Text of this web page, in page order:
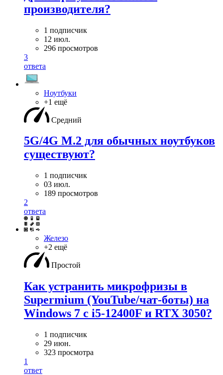
производителя?
1 подписчик
12 июл.
296 просмотров
3
ответа
Ноутбуки
+1 ещё
Средний
5G/4G M.2 для обычных ноутбуков
существуют?
1 подписчик
03 июл.
189 просмотров
2
ответа
Железо
+2 ещё
Простой
Как устранить микрофризы в
Supermium (YouTube/чат-боты) на
Windows 7 с i5-12400F и RTX 3050?
1 подписчик
29 июн.
323 просмотра
1
ответ